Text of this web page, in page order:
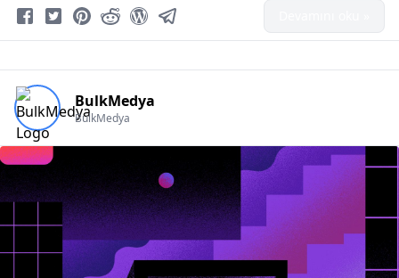
BulkMedya
BulkMedya